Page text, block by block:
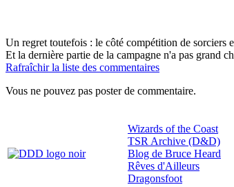
Un regret toutefois : le côté compétition de sorciers
Et la dernière partie de la campagne n'a pas grand
Rafraîchir la liste des commentaires
Vous ne pouvez pas poster de commentaire.
Wizards of the Coast
TSR Archive (D&D)
Blog de Bruce Heard
Rêves d'Ailleurs
Dragonsfoot